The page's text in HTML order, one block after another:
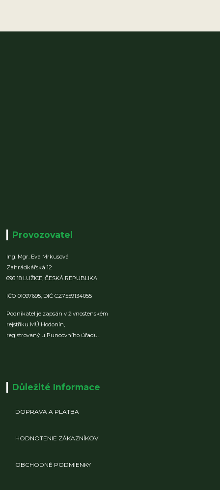
Provozovatel
Ing. Mgr. Eva Mrkusová
Zahrádkářská 12
696 18 LUŽICE,ČESKÁ REPUBLIKA
IČO 01097695, DIČ CZ7559134055
Podnikatel je zapsán v živnostenském
rejstříku MÚ Hodonín,
registrovaný u Puncovního úřadu.
Důležité Informace
DOPRAVA A PLATBA
HODNOTENIE ZÁKAZNÍKOV
OBCHODNÉ PODMIENKY